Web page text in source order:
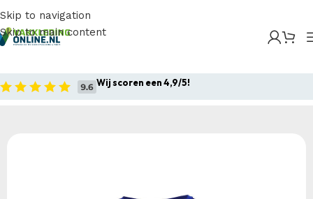
Skip to navigation
Skip to main content
Wij scoren een 4,9/5!
Contrast Jersey W